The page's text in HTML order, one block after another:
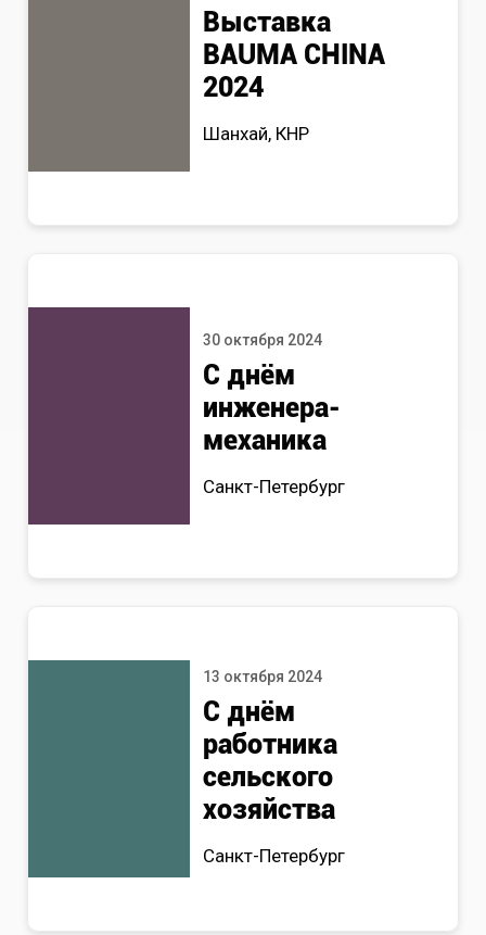
Выставка
BAUMA CHINA
2024
Шанхай, КНР
30 октября 2024
С днём
инженера-
механика
Санкт-Петербург
13 октября 2024
С днём
работника
сельского
хозяйства
Санкт-Петербург